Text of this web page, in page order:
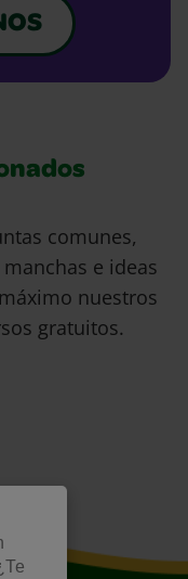
comunes,
e ideas
nuestros
gratuitos.